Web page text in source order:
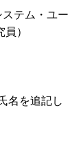
テム・ユー
）
名を追記し